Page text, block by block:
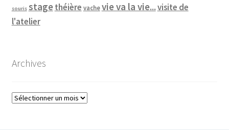
souris stagethéière vache vie va la vie...visite de
l'atelier
Archives
Archives